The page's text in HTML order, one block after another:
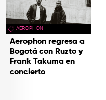
AEROPHON
Aerophon regresa a
Bogotá con Ruzto y
Frank Takuma en
concierto